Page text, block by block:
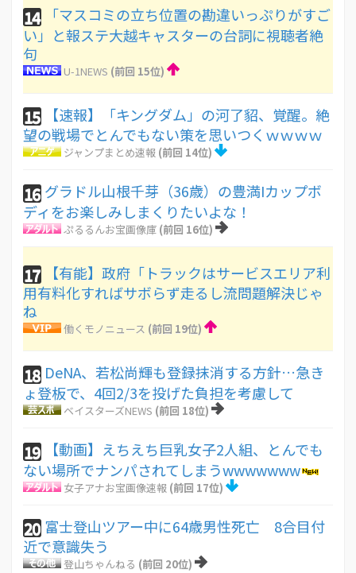
14
「マスコミの立ち位置の勘違いっぷりがすご
い」と報ステ大越キャスターの台詞に視聴者絶
句
U-1NEWS (前回 15位)
15
【速報】「キングダム」の河了貂、覚醒。絶
望の戦場でとんでもない策を思いつくｗｗｗｗ
ジャンプまとめ速報 (前回 14位)
16 グラドル山根千芽（36歳）の豊満Iカップボ
ディをお楽しみしまくりたいよな！
ぷるるんお宝画像庫 (前回 16位)
17
【有能】政府「トラックはサービスエリア利
用有料化すればサボらず走るし流問題解決じゃ
ね
働くモノニュース (前回 19位)
18 DeNA、若松尚輝も登録抹消する方針…急き
ょ登板で、4回2/3を投げた負担を考慮して
ベイスターズNEWS (前回 18位)
19
【動画】えちえち巨乳女子2人組、とんでも
ない場所でナンパされてしまうwwwwwww
女子アナお宝画像速報 (前回 17位)
20 富士登山ツアー中に64歳男性死亡 8合目付
近で意識失う
登山ちゃんねる (前回 20位)